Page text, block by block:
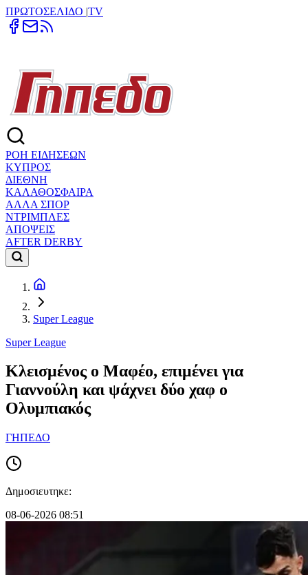
ΠΡΩΤΟΣΕΛΙΔΟ |TV
ΡΟΗ ΕΙΔΗΣΕΩΝ
ΚΥΠΡΟΣ
ΔΙΕΘΝΗ
ΚΑΛΑΘΟΣΦΑΙΡΑ
ΑΛΛΑ ΣΠΟΡ
ΝΤΡΙΜΠΛΕΣ
ΑΠΟΨΕΙΣ
AFTER DERBY
Super League
Super League
Κλεισμένος ο Μαφέο, επιμένει για
Γιαννούλη και ψάχνει δύο χαφ ο
Ολυμπιακός
ΓΗΠΕΔΟ
Δημοσιευτηκε:
08-06-2026 08:51